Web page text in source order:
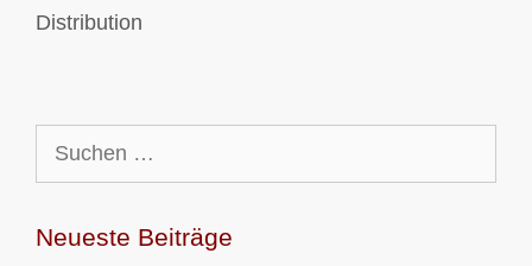
Distribution
nach:
Neueste Beiträge